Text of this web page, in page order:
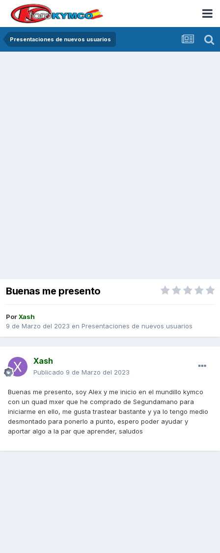
Presentaciones de nuevos usuarios
Buenas me presento
PorXash
9 de Marzo del 2023 en Presentaciones de nuevos usuarios
Xash
Publicado 9 de Marzo del 2023
Buenas me presento, soy Alex y me inicio en el mundillo kymco
con un quad mxer que he comprado de Segundamano para
iniciarme en ello, me gusta trastear bastante y ya lo tengo medio
desmontado para ponerlo a punto, espero poder ayudar y
aportar algo a la par que aprender, saludos